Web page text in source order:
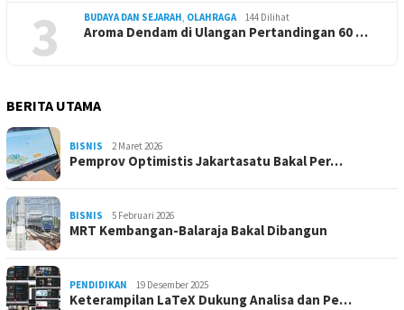
3 BUDAYA DAN SEJARAH, OLAHRAGA 144 Dilihat
Aroma Dendam di Ulangan Pertandingan 60 …
BERITA UTAMA
BISNIS 2 Maret 2026
Pemprov Optimistis Jakartasatu Bakal Per…
BISNIS 5 Februari 2026
MRT Kembangan-Balaraja Bakal Dibangun
PENDIDIKAN 19 Desember 2025
Keterampilan LaTeX Dukung Analisa dan Pe…